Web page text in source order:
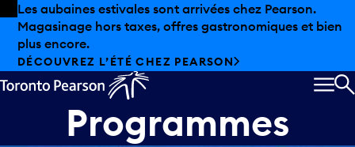
Skip to offers
Passer au contenu principal
Les aubaines estivales sont arrivées chez Pearson.
Magasinage hors taxes, offres gastronomiques et bien
plus encore.
DÉCOUVREZ L’ÉTÉ CHEZ PEARSON
Programmes